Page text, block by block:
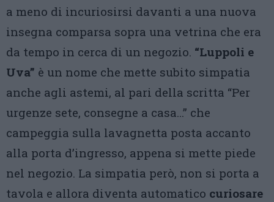
a meno di incuriosirsi davanti a una nuova
insegna comparsa sopra una vetrina che era
da tempo in cerca di un negozio. “Luppoli e
Uva” è un nome che mette subito simpatia
anche agli astemi, al pari della scritta “Per
urgenze sete, consegne a casa…” che
campeggia sulla lavagnetta posta accanto
alla porta d’ingresso, appena si mette piede
nel negozio. La simpatia però, non si porta a
tavola e allora diventa automatico curiosare